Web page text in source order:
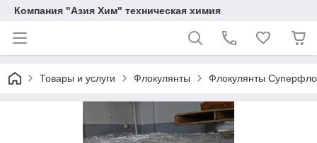
Компания "Азия Хим" техническая химия
Товары и услуги Флокулянты Флокулянты